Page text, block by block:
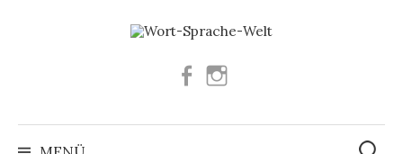
Facebook
Suchen
nach: